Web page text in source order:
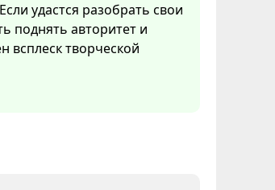
удастся разобрать свои
поднять авторитет и
всплеск творческой